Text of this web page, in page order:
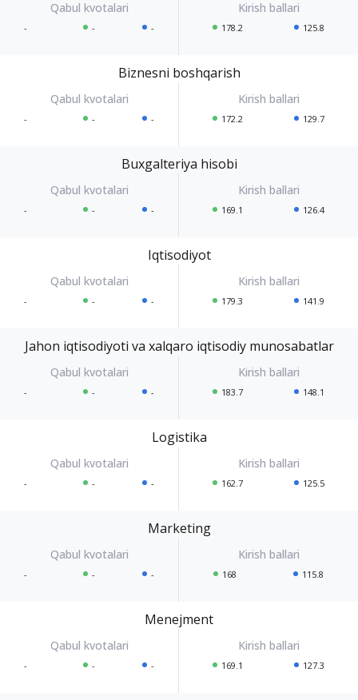
- - - 178.2 125.8
Biznesni boshqarish
- - - 172.2 129.7
Buxgalteriya hisobi
- - - 169.1 126.4
Iqtisodiyot
- - - 179.3 141.9
Jahon iqtisodiyoti va xalqaro iqtisodiy munosabatlar
- - - 183.7 148.1
Logistika
- - - 162.7 125.5
Marketing
- - - 168 115.8
Menejment
- - - 169.1 127.3